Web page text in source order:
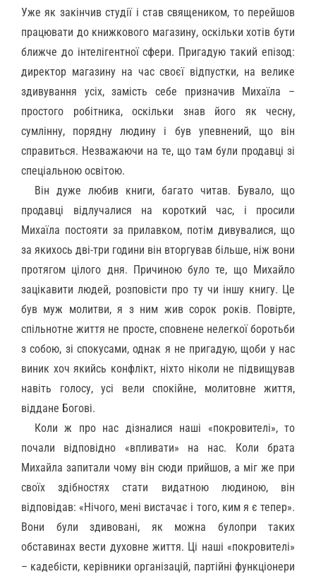
Уже як закінчив студії і став священиком, то перейшов
працювати до книжкового магазину, оскільки хотів бути
ближче до інтелігентної сфери. Пригадую такий епізод:
директор магазину на час своєї відпустки, на велике
здивування усіх, замість себе призначив Михаїла –
простого робітника, оскільки знав його як чесну,
сумлінну, порядну людину і був упевнений, що він
справиться. Незважаючи на те, що там були продавці зі
спеціальною освітою.
Він дуже любив книги, багато читав. Бувало, що
продавці відлучалися на короткий час, і просили
Михаїла постояти за прилавком, потім дивувалися, що
за якихось дві-три години він вторгував більше, ніж вони
протягом цілого дня. Причиною було те, що Михайло
зацікавити людей, розповісти про ту чи іншу книгу. Це
був муж молитви, я з ним жив сорок років. Повірте,
спільнотне життя не просте, сповнене нелегкої боротьби
з собою, зі спокусами, однак я не пригадую, щоби у нас
виник хоч якийсь конфлікт, ніхто ніколи не підвищував
навіть голосу, усі вели спокійне, молитовне життя,
віддане Богові.
Коли ж про нас дізналися наші «покровителі», то
почали відповідно «впливати» на нас. Коли брата
Михайла запитали чому він сюди прийшов, а міг же при
своїх здібностях стати видатною людиною, він
відповідав: «Нічого, мені вистачає і того, ким я є тепер».
Вони були здивовані, як можна булопри таких
обставинах вести духовне життя. Ці наші «покровителі»
– кадебісти, керівники організацій, партійні функціонери